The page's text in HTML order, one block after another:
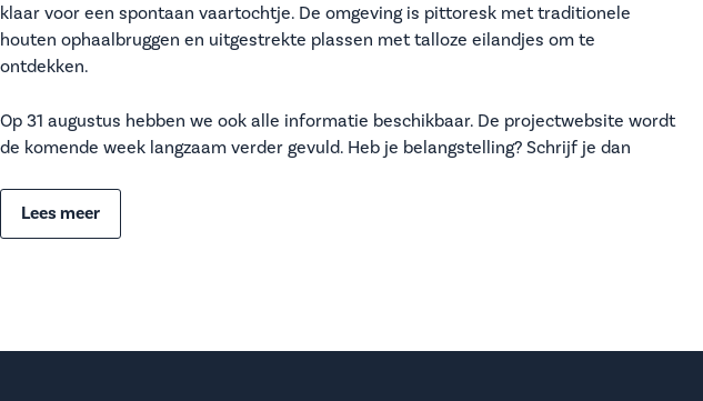
klaar voor een spontaan vaartochtje. De omgeving is pittoresk met traditionele
houten ophaalbruggen en uitgestrekte plassen met talloze eilandjes om te
ontdekken.
Op 31 augustus hebben we ook alle informatie beschikbaar. De projectwebsite wordt
de komende week langzaam verder gevuld. Heb je belangstelling? Schrijf je dan
Lees meer